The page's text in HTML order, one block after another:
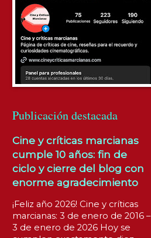
Publicación destacada
Cine y críticas marcianas
cumple 10 años: fin de
ciclo y cierre del blog con
enorme agradecimiento
¡Feliz año 2026! Cine y críticas
marcianas: 3 de enero de 2016 –
3 de enero de 2026 Hoy se